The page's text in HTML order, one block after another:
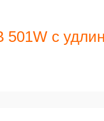
501W с